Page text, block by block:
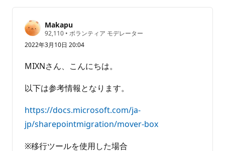
ま
んMakapu
92,110 評
価
の
ン
• ボランティア モデレーター
2022年3月10日 20:04
MIXNさん、こんにちは。
以下は参考情報となります。
https://docs.microsoft.com/ja-
jp/sharepointmigration/mover-box
※移行ツールを使用した場合